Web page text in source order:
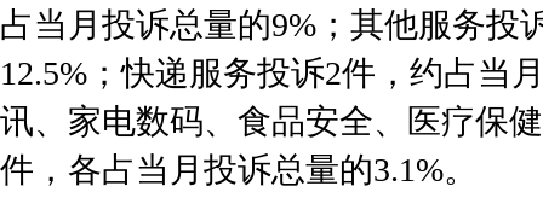
占当月投诉总量的9%；其他服务投
12.5%；快递服务投诉2件，约占当
讯、家电数码、食品安全、医疗保
件，各占当月投诉总量的3.1%。